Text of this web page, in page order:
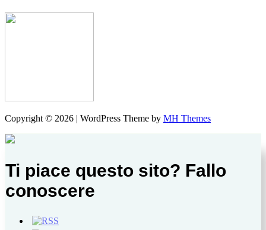
Copyright © 2026 | WordPress Theme by MH Themes
Ti piace questo sito? Fallo
conoscere